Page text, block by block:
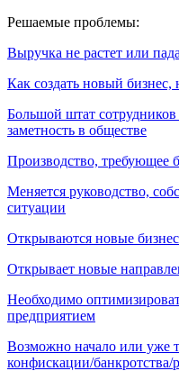
Решаемые проблемы:
Выручка не растет или
Как создать новый бизнес,
Большой штат
заметность в обществе
Производство, требующее
Меняется руководство,
ситуации
Открываются новые
Открывает новые
Необходимо
предприятием
Возможно начало или уже
конфискации/банкротства/